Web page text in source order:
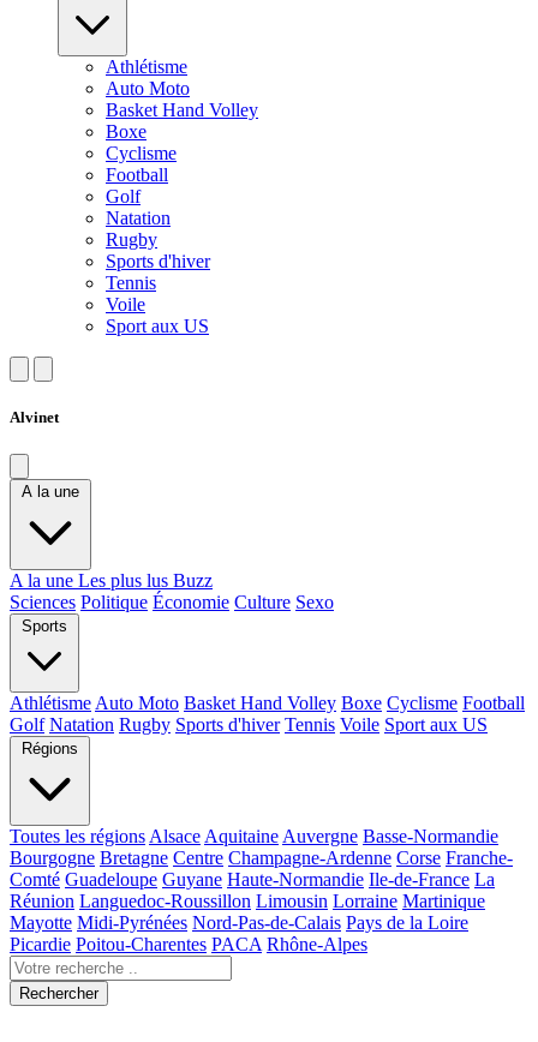
Athlétisme
Auto Moto
Basket Hand Volley
Boxe
Cyclisme
Football
Golf
Natation
Rugby
Sports d'hiver
Tennis
Voile
Sport aux US
Alvinet
A la une
A la une Les plus lus Buzz
Sciences Politique Économie Culture Sexo
Sports
Athlétisme Auto Moto Basket Hand Volley Boxe Cyclisme Football
Golf Natation Rugby Sports d'hiver Tennis Voile Sport aux US
Régions
Toutes les régions Alsace Aquitaine Auvergne Basse-Normandie
Bourgogne Bretagne Centre Champagne-Ardenne Corse Franche-
Comté Guadeloupe Guyane Haute-Normandie Ile-de-France La
Réunion Languedoc-Roussillon Limousin Lorraine Martinique
Mayotte Midi-Pyrénées Nord-Pas-de-Calais Pays de la Loire
Picardie Poitou-Charentes PACA Rhône-Alpes
Rechercher